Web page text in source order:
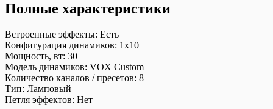
Полные характеристики
Встроенные эффекты: Есть
Конфигурация динамиков: 1х10
Мощность, вт: 30
Модель динамиков: VOX Custom
Количество каналов / пресетов: 8
Тип: Ламповый
Петля эффектов: Нет